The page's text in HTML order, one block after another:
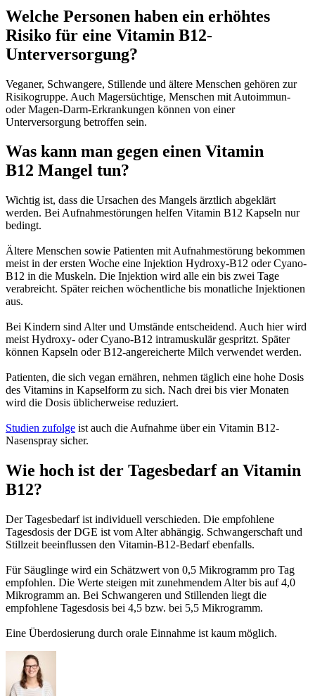
Welche Personen haben ein erhöhtes
Risiko für eine Vitamin B12-
Unterversorgung?
Veganer, Schwangere, Stillende und ältere Menschen gehören zur
Risikogruppe. Auch Magersüchtige, Menschen mit Autoimmun-
oder Magen-Darm-Erkrankungen können von einer
Unterversorgung betroffen sein.
Was kann man gegen einen Vitamin
B12 Mangel tun?
Wichtig ist, dass die Ursachen des Mangels ärztlich abgeklärt
werden. Bei Aufnahmestörungen helfen Vitamin B12 Kapseln nur
bedingt.
Ältere Menschen sowie Patienten mit Aufnahmestörung bekommen
meist in der ersten Woche eine Injektion Hydroxy-B12 oder Cyano-
B12 in die Muskeln. Die Injektion wird alle ein bis zwei Tage
verabreicht. Später reichen wöchentliche bis monatliche Injektionen
aus.
Bei Kindern sind Alter und Umstände entscheidend. Auch hier wird
meist Hydroxy- oder Cyano-B12 intramuskulär gespritzt. Später
können Kapseln oder B12-angereicherte Milch verwendet werden.
Patienten, die sich vegan ernähren, nehmen täglich eine hohe Dosis
des Vitamins in Kapselform zu sich. Nach drei bis vier Monaten
wird die Dosis üblicherweise reduziert.
Studien zufolge ist auch die Aufnahme über ein Vitamin B12-
Nasenspray sicher.
Wie hoch ist der Tagesbedarf an Vitamin
B12?
Der Tagesbedarf ist individuell verschieden. Die empfohlene
Tagesdosis der DGE ist vom Alter abhängig. Schwangerschaft und
Stillzeit beeinflussen den Vitamin-B12-Bedarf ebenfalls.
Für Säuglinge wird ein Schätzwert von 0,5 Mikrogramm pro Tag
empfohlen. Die Werte steigen mit zunehmendem Alter bis auf 4,0
Mikrogramm an. Bei Schwangeren und Stillenden liegt die
empfohlene Tagesdosis bei 4,5 bzw. bei 5,5 Mikrogramm.
Eine Überdosierung durch orale Einnahme ist kaum möglich.